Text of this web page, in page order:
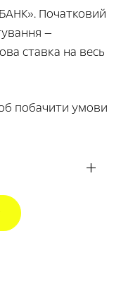
Початковий
—
ставка на весь
побачити умови